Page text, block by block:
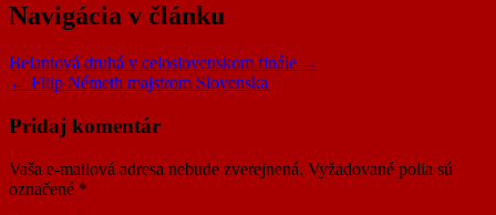
Navigácia v článku
Belaniová druhá v celoslovenskom finále →
← Filip Németh majstrom Slovenska
Pridaj komentár
Vaša e-mailová adresa nebude zverejnená. Vyžadované polia sú
označené *